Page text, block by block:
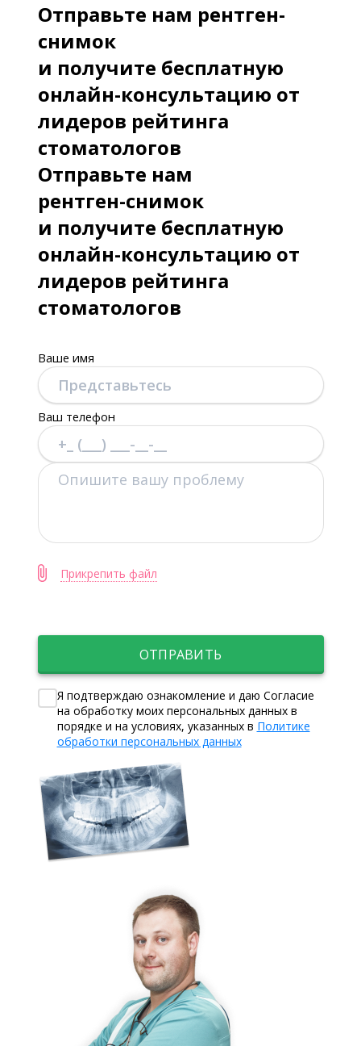
Отправьте нам рентген-
снимок
и получите бесплатную
онлайн-консультацию от
лидеров рейтинга
стоматологов
Отправьте нам
рентген-снимок
и получите бесплатную
онлайн-консультацию от
лидеров рейтинга
стоматологов
Ваше имя
Ваш телефон
Прикрепить файл
ОТПРАВИТЬ
Я подтверждаю ознакомление и даю Согласие
на обработку моих персональных данных в
порядке и на условиях, указанных в Политике
обработки персональных данных